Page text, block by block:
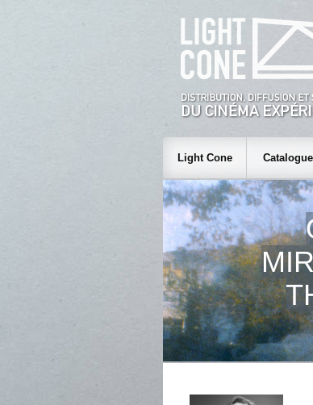
Light Cone Catalogue